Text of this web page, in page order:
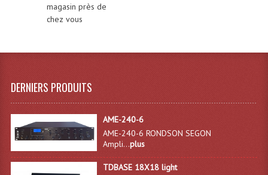
Structure Et Angles Quatro Deco
Flight-Case (s) Et Accessoires
Flight Case Plasma Et Écran LCD
magasin près de
chez vous
DERNIERS PRODUITS
AME-240-6
AME-240-6 RONDSON SEGON
Ampli...plus
TDBASE 18X18 light